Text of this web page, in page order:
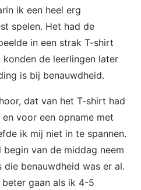
ik een heel erg
spelen. Het had de
in een strak T-shirt
de leerlingen later
is bij benauwdheid.
dat van het T-shirt had
voor een opname met
ik mij niet in te spannen.
van de middag neem
benauwdheid was er al.
gaan als ik 4-5